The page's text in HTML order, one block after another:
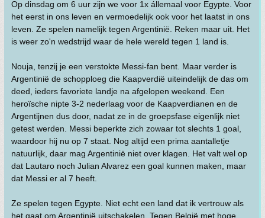
Op dinsdag om 6 uur zijn we voor 1x állemaal voor Egypte. Voor
het eerst in ons leven en vermoedelijk ook voor het laatst in ons
leven. Ze spelen namelijk tegen Argentinië. Reken maar uit. Het
is weer zo'n wedstrijd waar de hele wereld tegen 1 land is.
Nouja, tenzij je een verstokte Messi-fan bent. Maar verder is
Argentinië de schopploeg die Kaapverdië uiteindelijk de das om
deed, ieders favoriete landje na afgelopen weekend. Een
heroïsche nipte 3-2 nederlaag voor de Kaapverdianen en de
Argentijnen dus door, nadat ze in de groepsfase eigenlijk niet
getest werden. Messi beperkte zich zowaar tot slechts 1 goal,
waardoor hij nu op 7 staat. Nog altijd een prima aantalletje
natuurlijk, daar mag Argentinië niet over klagen. Het valt wel op
dat Lautaro noch Julian Alvarez een goal kunnen maken, maar
dat Messi er al 7 heeft.
Ze spelen tegen Egypte. Niet echt een land dat ik vertrouw als
het gaat om Argentinië uitschakelen. Tegen België met hoge